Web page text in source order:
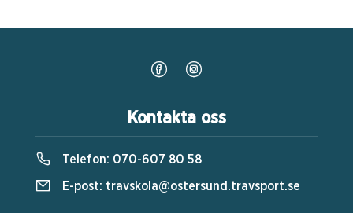
Kontakta oss
Telefon: 070-607 80 58
E-post: travskola@ostersund.travsport.se